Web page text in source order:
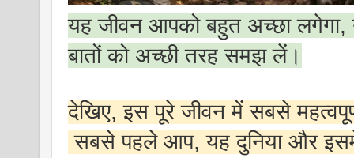
यह जीवन आपको बहुत अच्छा
बातों को अच्छी तरह समझ लें।
देखिए, इस पूरे जीवन में सबसे
सबसे पहले आप, यह दुनिया और